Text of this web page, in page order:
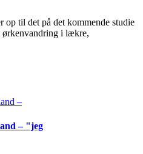
op til det på det kommende studie
ørkenvandring i lækre,
– "jeg